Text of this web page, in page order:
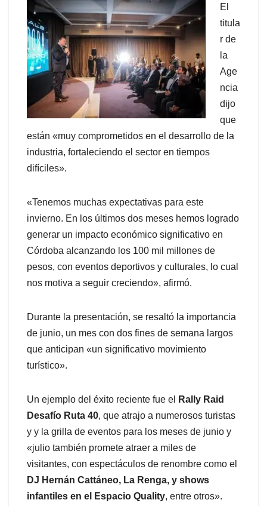
El
titula
r de
la
Age
ncia
dijo
que
están «muy comprometidos en el desarrollo de la
industria, fortaleciendo el sector en tiempos
difíciles».
«Tenemos muchas expectativas para este
invierno. En los últimos dos meses hemos logrado
generar un impacto económico significativo en
Córdoba alcanzando los 100 mil millones de
pesos, con eventos deportivos y culturales, lo cual
nos motiva a seguir creciendo», afirmó.
Durante la presentación, se resaltó la importancia
de junio, un mes con dos fines de semana largos
que anticipan «un significativo movimiento
turístico».
Un ejemplo del éxito reciente fue el
Rally Raid
Desafío Ruta 40, que atrajo a numerosos turistas
y y la grilla de eventos para los meses de junio y
«julio también promete atraer a miles de
visitantes, con espectáculos de renombre como el
DJ Hernán Cattáneo, La Renga, y shows
infantiles en el Espacio Quality, entre otros».